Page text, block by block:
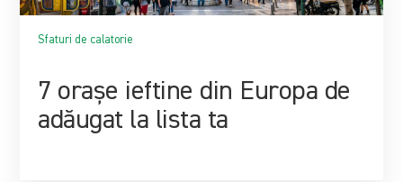
Sfaturi de calatorie
7 orașe ieftine din Europa de
adăugat la lista ta